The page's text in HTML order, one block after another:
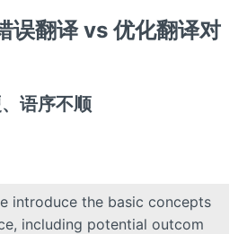
误翻译 vs 优化翻译对
语序不顺
introduce the basic concepts
including potential outcom